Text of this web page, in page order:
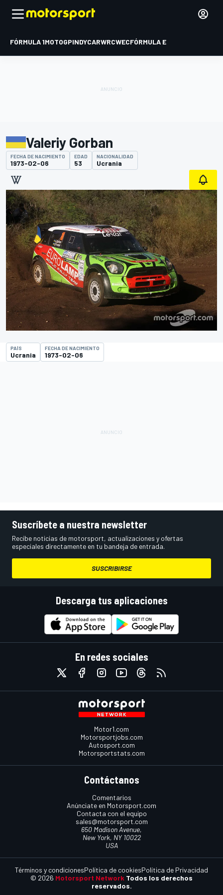
FÓRMULA 1MOTOGPINDYCARWRCWECFÓRMULA E
Valeriy Gorban
FECHA DE NACIMIENTO
1973-02-06
EDAD
53
NACIONALIDAD
Ucrania
PAÍS
Ucrania
FECHA DE NACIMIENTO
1973-02-06
Suscríbete a nuestra newsletter
Recibe noticias de motorsport, actualizaciones y ofertas
especiales directamente en tu bandeja de entrada.
SUSCRIBIRSE
Descarga tus aplicaciones
En redes sociales
Motor1.com
Motorsportjobs.com
Autosport.com
Motorsportstats.com
Contáctanos
Comentarios
Anúnciate en Motorsport.com
Contacta con el equipo
sales@motorsport.com
650 Madison Avenue,
New York, NY 10022
USA
© 2026 Motorsport Network Todos los derechos
reservados.
Términos y condicionesPolítica de cookiesPolítica de Privacidad